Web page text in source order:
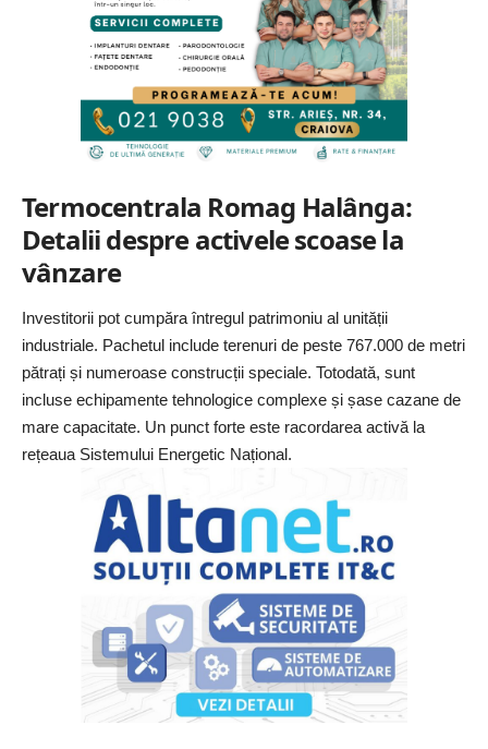
Termocentrala Romag Halânga:
Detalii despre activele scoase la
vânzare
Investitorii pot cumpăra întregul patrimoniu al unității
industriale. Pachetul include terenuri de peste 767.000 de metri
pătrați și numeroase construcții speciale. Totodată, sunt
incluse echipamente tehnologice complexe și șase cazane de
mare capacitate. Un punct forte este racordarea activă la
rețeaua Sistemului Energetic Național.